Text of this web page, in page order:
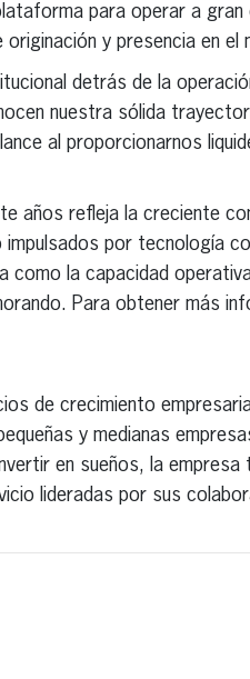
para operar a
y presencia en el
detrás de la
nuestra sólida
al proporcionarnos
años refleja la creciente
impulsados por tecnología
como la capacidad
Para obtener más
de crecimiento
y medianas
en sueños, la
lideradas por sus